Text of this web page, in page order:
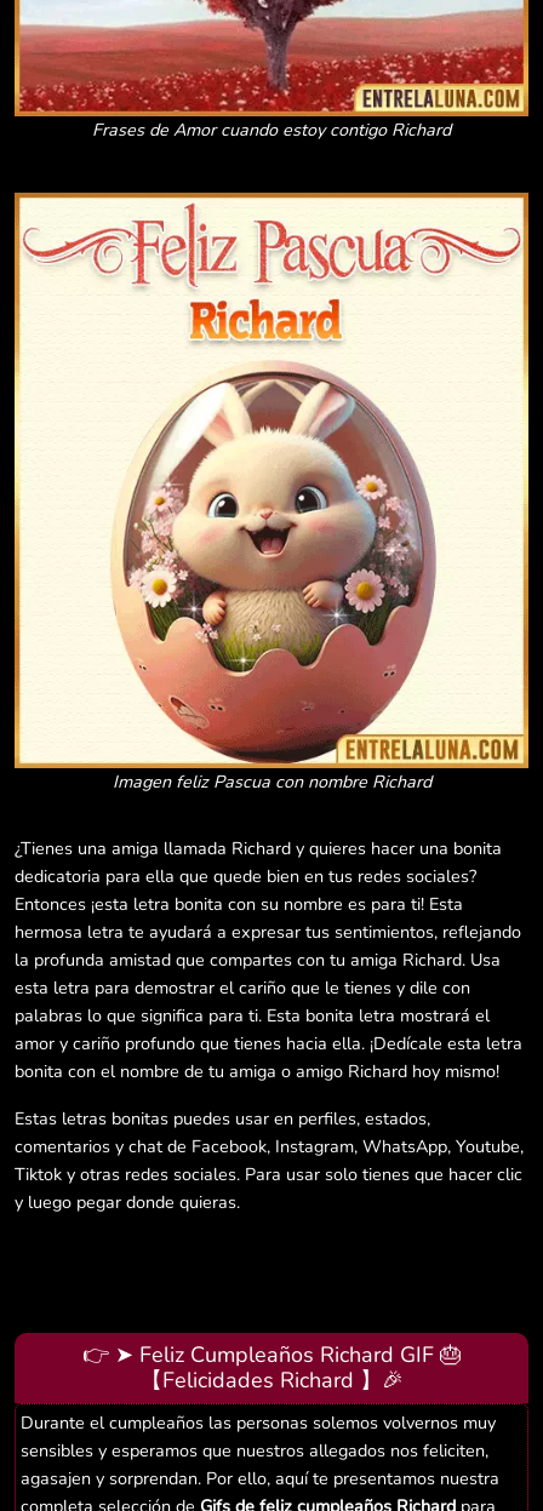
Frases de Amor cuando estoy contigo Richard
Imagen feliz Pascua con nombre Richard
¿Tienes una amiga llamada Richard y quieres hacer una bonita
dedicatoria para ella que quede bien en tus redes sociales?
Entonces ¡esta letra bonita con su nombre es para ti! Esta
hermosa letra te ayudará a expresar tus sentimientos, reflejando
la profunda amistad que compartes con tu amiga Richard. Usa
esta letra para demostrar el cariño que le tienes y dile con
palabras lo que significa para ti. Esta bonita letra mostrará el
amor y cariño profundo que tienes hacia ella. ¡Dedícale esta letra
bonita con el nombre de tu amiga o amigo Richard hoy mismo!
Estas letras bonitas puedes usar en perfiles, estados,
comentarios y chat de Facebook, Instagram, WhatsApp, Youtube,
Tiktok y otras redes sociales. Para usar solo tienes que hacer clic
y luego pegar donde quieras.
👉 ➤ Feliz Cumpleaños Richard GIF 🎂
【Felicidades Richard 】🎉
Durante el cumpleaños las personas solemos volvernos muy
sensibles y esperamos que nuestros allegados nos feliciten,
agasajen y sorprendan. Por ello, aquí te presentamos nuestra